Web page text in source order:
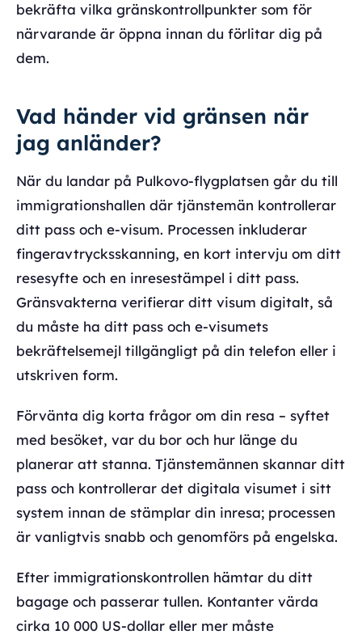
bekräfta vilka gränskontrollpunkter som för
närvarande är öppna innan du förlitar dig på
dem.
Vad händer vid gränsen när
jag anländer?
När du landar på Pulkovo-flygplatsen går du till
immigrationshallen där tjänstemän kontrollerar
ditt pass och e-visum. Processen inkluderar
fingeravtrycksskanning, en kort intervju om ditt
resesyfte och en inresestämpel i ditt pass.
Gränsvakterna verifierar ditt visum digitalt, så
du måste ha ditt pass och e-visumets
bekräftelsemejl tillgängligt på din telefon eller i
utskriven form.
Förvänta dig korta frågor om din resa – syftet
med besöket, var du bor och hur länge du
planerar att stanna. Tjänstemännen skannar ditt
pass och kontrollerar det digitala visumet i sitt
system innan de stämplar din inresa; processen
är vanligtvis snabb och genomförs på engelska.
Efter immigrationskontrollen hämtar du ditt
bagage och passerar tullen. Kontanter värda
cirka 10 000 US-dollar eller mer måste